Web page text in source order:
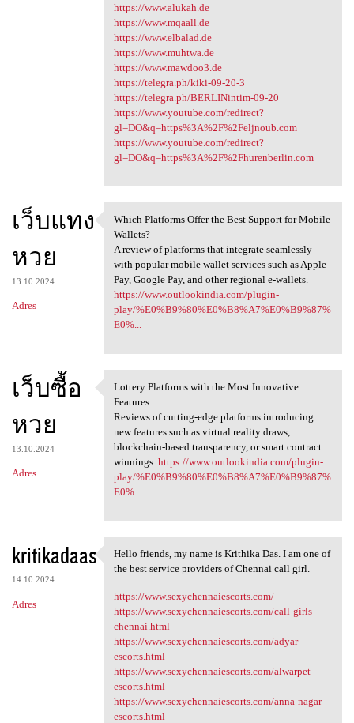
https://www.alukah.de
https://www.mqaall.de
https://www.elbalad.de
https://www.muhtwa.de
https://www.mawdoo3.de
https://telegra.ph/kiki-09-20-3
https://telegra.ph/BERLINintim-09-20
https://www.youtube.com/redirect?
gl=DO&q=https%3A%2F%2Feljnoub.com
https://www.youtube.com/redirect?
gl=DO&q=https%3A%2F%2Fhurenberlin.com
เว็บแทง
หวย
13.10.2024
Adres
Which Platforms Offer the
Which Platforms Offer the Best Support for Mobile
Wallets?
A review of platforms that integrate seamlessly
with popular mobile wallet services such as Apple
Pay, Google Pay, and other regional e-wallets.
https://www.outlookindia.com/plugin-
play/%E0%B9%80%E0%B8%A7%E0%B9%87%
E0%...
เว็บซื้อ
หวย
13.10.2024
Adres
Lottery Platforms with the
Lottery Platforms with the Most Innovative
Features
Reviews of cutting-edge platforms introducing
new features such as virtual reality draws,
blockchain-based transparency, or smart contract
winnings. https://www.outlookindia.com/plugin-
play/%E0%B9%80%E0%B8%A7%E0%B9%87%
E0%...
kritikadaas
14.10.2024
Adres
Hello friends, my name is
Hello friends, my name is Krithika Das. I am one of
the best service providers of Chennai call girl.
https://www.sexychennaiescorts.com/
https://www.sexychennaiescorts.com/call-girls-
chennai.html
https://www.sexychennaiescorts.com/adyar-
escorts.html
https://www.sexychennaiescorts.com/alwarpet-
escorts.html
https://www.sexychennaiescorts.com/anna-nagar-
escorts.html